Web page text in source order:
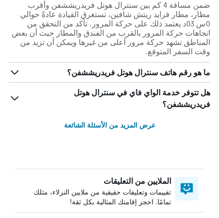
ضمن مسافة 4 كم بين سنترال هوتل فريدريششفن وأقرب
مطار، مطار فرايد ريتش شافين، تستغرق القيادة عادةً حوالي
0س 03د يعتمد ذلك على حركة المرور. تأكد من التحقق من
اتجاهات حركة المرور بالقرب من الفندق والمطار حيث أن بعض
المناطق تشهد حركة مرور أعلى من غيرها ويمكن أن تزيد من
وقت السفر المتوقع.
ما هو رقم هاتف سنترال هوتل فريدريششفن؟
هل تتوفر خدمة الواي فاي في سنترال هوتل
فريدريششفن؟
عرض المزيد من الأسئلة الشائعة
الملايين من التعليقات
تقييمات وتعليقات حقيقية من ملايين النزلاء، مثلك
تمامًا. احجز إقامتك المثالية بكل ثقة!